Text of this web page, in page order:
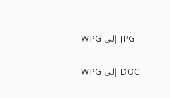
WPG إلى JPG
WPG إلى DOC